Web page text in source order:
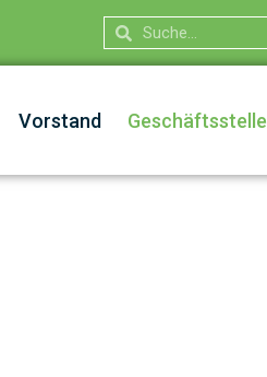
Vorstand Geschäftsstelle